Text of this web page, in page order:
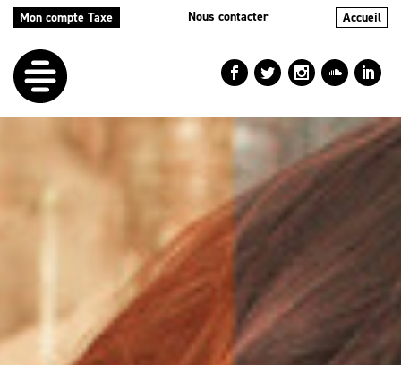
Mon compte Taxe Nous contacter Accueil
LEDÉFI
NOS
ACTIONS
BLOG
RÉPERTOIRES